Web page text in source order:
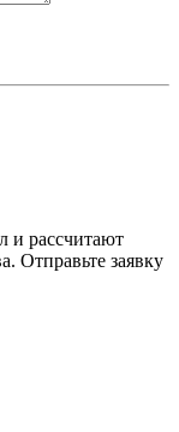
и рассчитают
Отправьте заявку